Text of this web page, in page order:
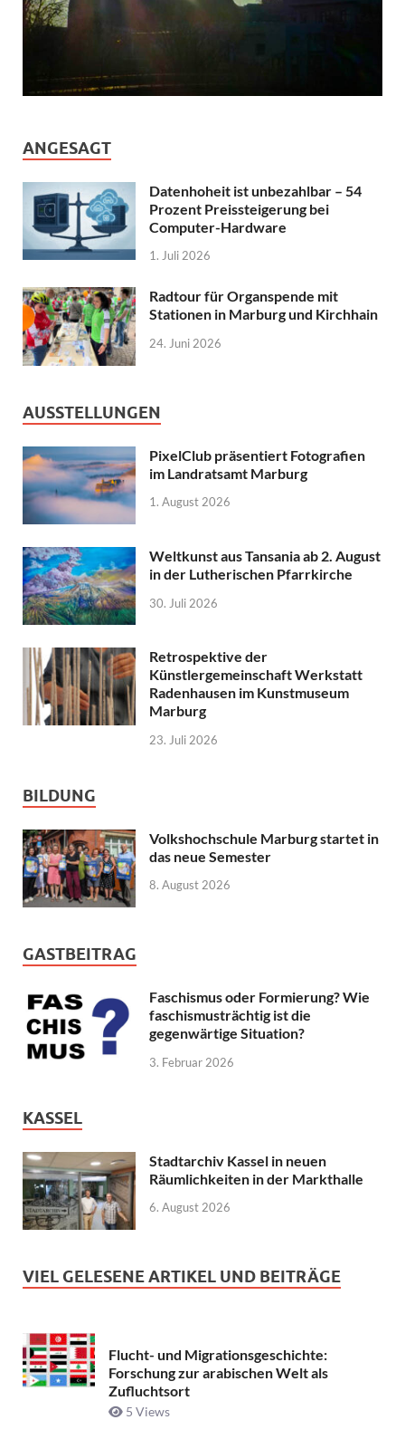
ANGESAGT
Datenhoheit ist unbezahlbar – 54
Prozent Preissteigerung bei
Computer-Hardware
1. Juli 2026
Radtour für Organspende mit
Stationen in Marburg und Kirchhain
24. Juni 2026
AUSSTELLUNGEN
PixelClub präsentiert Fotografien
im Landratsamt Marburg
1. August 2026
Weltkunst aus Tansania ab 2. August
in der Lutherischen Pfarrkirche
30. Juli 2026
Retrospektive der
Künstlergemeinschaft Werkstatt
Radenhausen im Kunstmuseum
Marburg
23. Juli 2026
BILDUNG
Volkshochschule Marburg startet in
das neue Semester
8. August 2026
GASTBEITRAG
Faschismus oder Formierung? Wie
faschismusträchtig ist die
gegenwärtige Situation?
3. Februar 2026
KASSEL
Stadtarchiv Kassel in neuen
Räumlichkeiten in der Markthalle
6. August 2026
VIEL GELESENE ARTIKEL UND BEITRÄGE
Flucht- und Migrationsgeschichte:
Forschung zur arabischen Welt als
Zufluchtsort
5 Views